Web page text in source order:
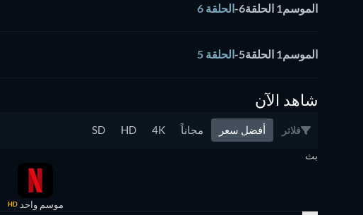
الموسم1 الحلقة6 -الحلقة 6
الموسم1 الحلقة5 -الحلقة 5
شاهد الآن
فلاتر أفضل سعر مجاناً 4K
HD
SD
بث
موسم واحد HD